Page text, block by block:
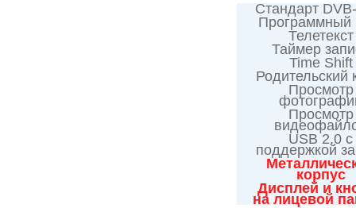
Стандарт
Телетекст
Таймер
Time Shift
Родительский
Просмотр
Просмотр
USB 2.0 с
поддержкой
корпус
Дисплей и
на лицевой